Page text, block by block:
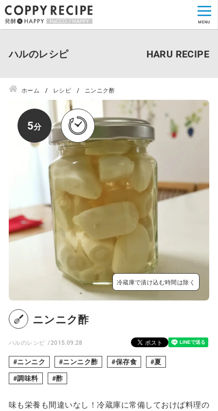
ハルのレシピ
ホーム レシピ ニンニク酢
5
冷蔵庫で漬け込む時間は除く
ニンニク酢
ハルのレシピ 2015.09.28
ニンニク ニンニク酢 保存食
夏
調味料
酢
味も栄養も間違いなし！冷蔵庫に常備しておけば料理の